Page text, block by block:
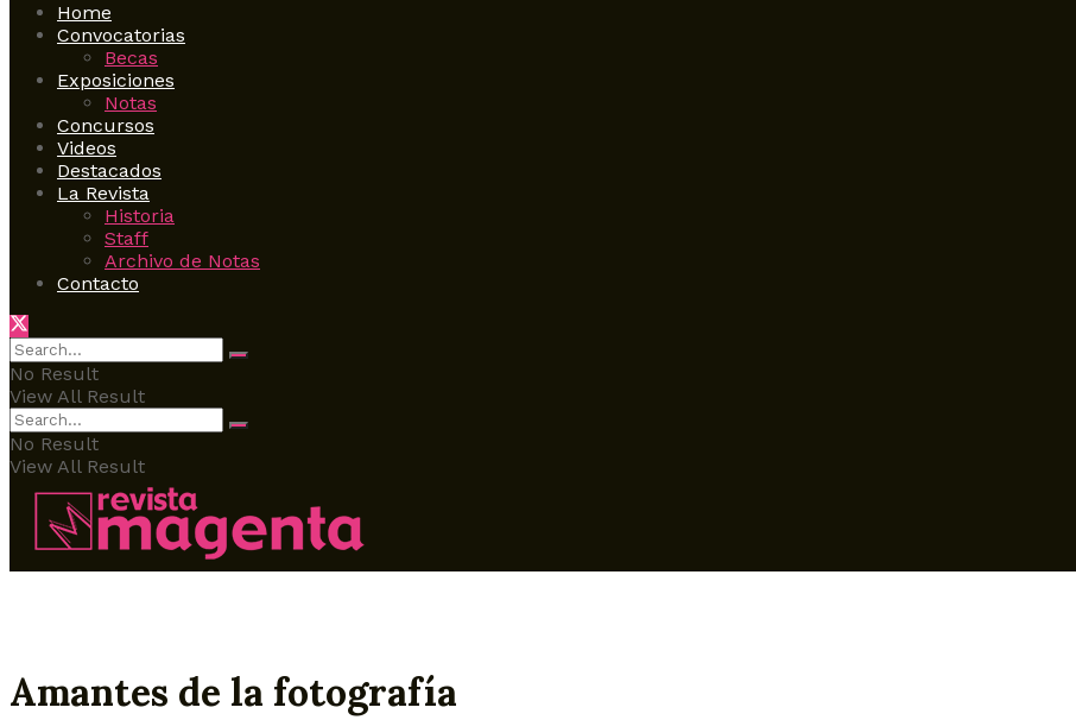
Home
Convocatorias
Becas
Exposiciones
Notas
Concursos
Videos
Destacados
La Revista
Historia
Staff
Archivo de Notas
Contacto
No Result
View All Result
No Result
View All Result
Amantes de la fotografía